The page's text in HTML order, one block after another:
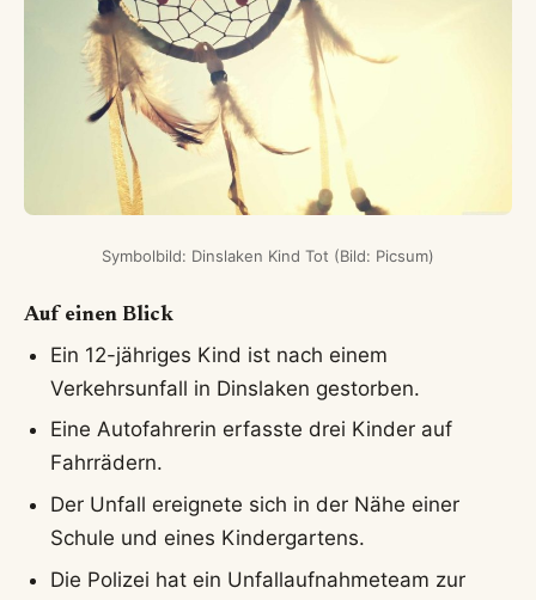
Symbolbild: Dinslaken Kind Tot (Bild: Picsum)
Auf einen Blick
Ein 12-jähriges Kind ist nach einem
Verkehrsunfall in Dinslaken gestorben.
Eine Autofahrerin erfasste drei Kinder auf
Fahrrädern.
Der Unfall ereignete sich in der Nähe einer
Schule und eines Kindergartens.
Die Polizei hat ein Unfallaufnahmeteam zur